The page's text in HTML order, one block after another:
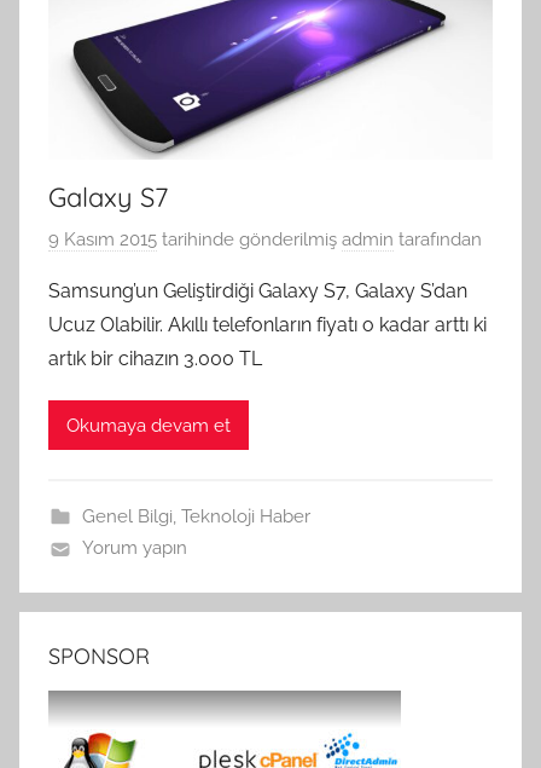
Galaxy S7
9 Kasım 2015 tarihinde gönderilmiş admin tarafından
Samsung’un Geliştirdiği Galaxy S7, Galaxy S’dan
Ucuz Olabilir. Akıllı telefonların fiyatı o kadar arttı ki
artık bir cihazın 3.000 TL
Okumaya devam et
Genel Bilgi, Teknoloji Haber
Yorum yapın
SPONSOR